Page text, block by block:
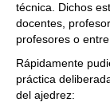
técnica. Dichos
docentes,
profesores o
Rápidamente
práctica
del ajedrez: